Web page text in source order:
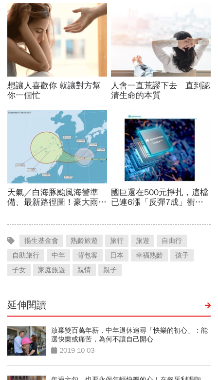
揚生基金會 熟齡旅遊 旅行 旅遊
自由行
自助旅行
中年 背包客 日本 幸福熟齡
孩子
子女
家庭旅遊 親情 親子
延伸閱讀
放棄雙百萬年薪，中年退休追尋「快樂的初心」：能
選快樂或痛苦，為何不讓自己開心
2019-10-03